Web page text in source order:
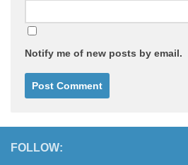
Notify me of new posts by email.
FOLLOW: